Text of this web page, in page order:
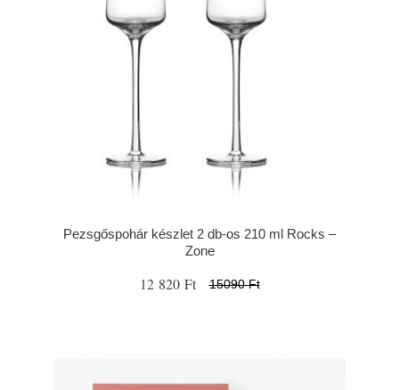
Pezsgőspohár készlet 2 db-os 210 ml Rocks –
Zone
12 820 Ft 15090 Ft